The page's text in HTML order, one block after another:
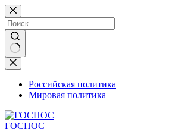
Перейти
к
сути
Ничего
не
найденоРоссийская политика
Мировая политика
ГОСНОС